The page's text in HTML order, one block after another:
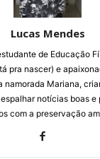
Lucas Mendes
de Educação
pra nascer) e
namorada Mariana,
notícias boas e
com a preservação